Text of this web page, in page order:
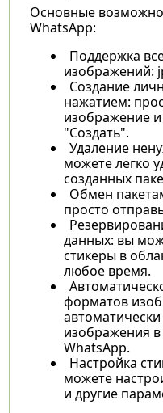
Основные
WhatsApp:
Поддержка
изображений:
Создание
нажатием:
изображение
"Создать".
Удаление
можете легко
созданных
Обмен
просто
данных: вы
стикеры в
любое время.
форматов
изображения
WhatsApp.
Настройка
можете
и другие